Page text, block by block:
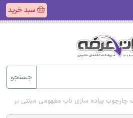
سبد خرید
جستجو
چارچوب پیاده سازی ناب مفهومی مبتنی بر